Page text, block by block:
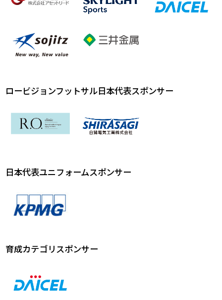
ロービジョンフットサル日本代表スポンサー
日本代表ユニフォームスポンサー
育成カテゴリスポンサー